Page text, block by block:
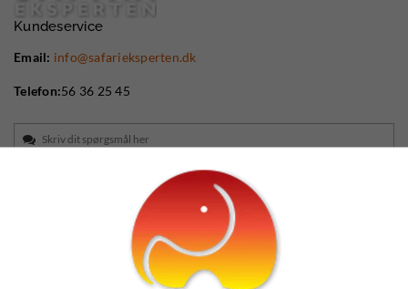
Kundeservice
Email: info@safarieksperten.dk
Telefon:56 36 25 45